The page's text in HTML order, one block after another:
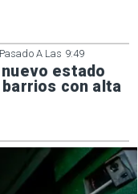
A Las 9:49
estado
con alta